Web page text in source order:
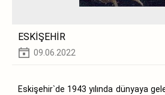
ESKİŞEHİR
09.06.2022
Eskişehir`de 1943 yılında dünyaya